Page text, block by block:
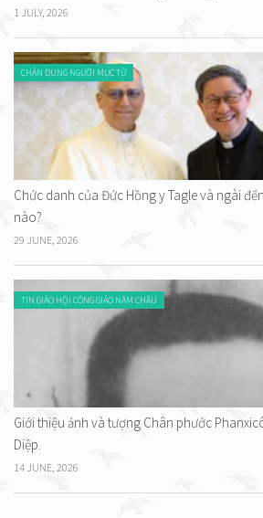
1 JULY, 2026
CHÂN DUNG NGƯỜI MỤC TỬ
Chức danh của Đức Hồng y Tagle và ngài
nào?
29 JUNE, 2026
TIN GIÁO HỘI CÔNG GIÁO NĂM CHÂU
Giới thiệu ảnh và tượng Chân phước
Diệp.
14 JUNE, 2026